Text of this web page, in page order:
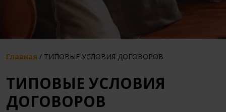
Главная / ТИПОВЫЕ УСЛОВИЯ ДОГОВОРОВ
ТИПОВЫЕ УСЛОВИЯ
ДОГОВОРОВ